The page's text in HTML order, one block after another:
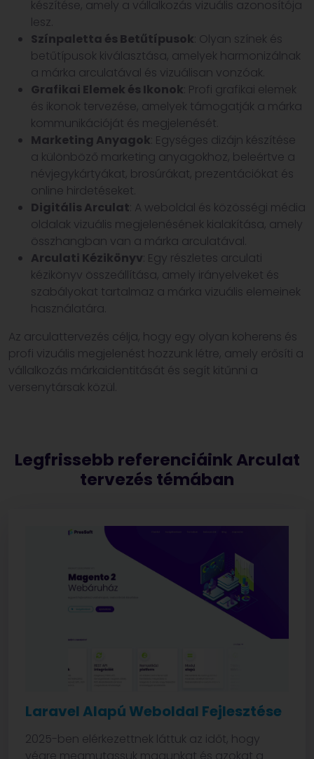
készítése, amely a vállalkozás vizuális azonosítója
lesz.
Színpaletta és Betűtípusok : Olyan színek és
betűtípusok kiválasztása, amelyek harmonizálnak
a márka arculatával és vizuálisan vonzóak.
Grafikai Elemek és Ikonok : Profi grafikai elemek
és ikonok tervezése, amelyek támogatják a márka
kommunikációját és megjelenését.
Marketing Anyagok : Egységes dizájn készítése
a különböző marketing anyagokhoz, beleértve a
névjegykártyákat, brosúrákat, prezentációkat és
online hirdetéseket.
Digitális Arculat : A weboldal és közösségi média
oldalak vizuális megjelenésének kialakítása, amely
összhangban van a márka arculatával.
Arculati Kézikönyv : Egy részletes arculati
kézikönyv összeállítása, amely irányelveket és
szabályokat tartalmaz a márka vizuális elemeinek
használatára.
Az arculattervezés célja, hogy egy olyan koherens és
profi vizuális megjelenést hozzunk létre, amely erősíti a
vállalkozás márkaidentitását és segít kitűnni a
versenytársak közül.
Legfrissebb referenciáink Arculat
tervezés témában
Laravel Alapú Weboldal Fejlesztése
2025-ben elérkezettnek láttuk az időt, hogy
végre megmutassuk magunkat és azokat a